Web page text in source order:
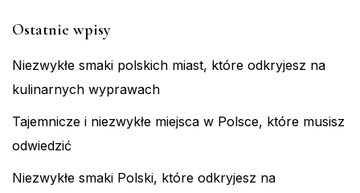
Ostatnie wpisy
Niezwykłe smaki polskich miast, które odkryjesz na
kulinarnych wyprawach
Tajemnicze i niezwykłe miejsca w Polsce, które musisz
odwiedzić
Niezwykłe smaki Polski, które odkryjesz na